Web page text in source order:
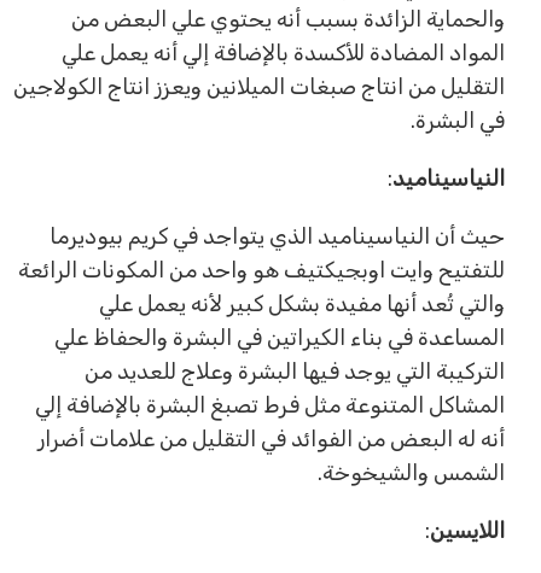
والحماية الزائدة بسبب أنه يحتوي علي البعض من
المواد المضادة للأكسدة بالإضافة إلي أنه يعمل علي
التقليل من انتاج صبغات الميلانين ويعزز انتاج الكولاجين
في البشرة.
النياسيناميد:
حيث أن النياسيناميد الذي يتواجد في كريم بيوديرما
للتفتيح وايت اوبجيكتيف هو واحد من المكونات الرائعة
والتي تُعد أنها مفيدة بشكل كبير لأنه يعمل علي
المساعدة في بناء الكيراتين في البشرة والحفاظ علي
التركيبة التي يوجد فيها البشرة وعلاج للعديد من
المشاكل المتنوعة مثل فرط تصبغ البشرة بالإضافة إلي
أنه له البعض من الفوائد في التقليل من علامات أضرار
الشمس والشيخوخة.
اللايسين: